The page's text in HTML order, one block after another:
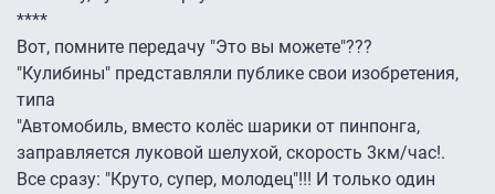
****
Вот, помните передачу "Это вы можете"???
"Кулибины" представляли публике свои изобретения,
типа
"Автомобиль, вместо колёс шарики от пинпонга,
заправляется луковой шелухой, скорость 3км/час!.
Все сразу: "Круто, супер, молодец"!!! И только один